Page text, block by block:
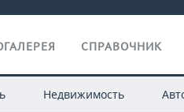
СПРАВОЧНИК
Недвижимость